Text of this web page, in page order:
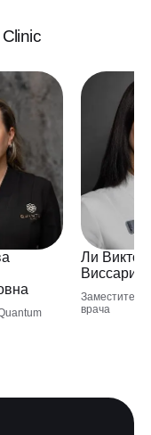
Ли
Заместитель
врача